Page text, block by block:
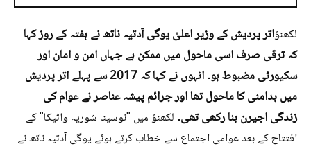
لکھنؤاتر پردیش کے وزیر اعلیٰ یوگی آدتیہ ناتھ نے ہفتہ کے روز کہا
کہ ترقی صرف اسی ماحول میں ممکن ہے جہاں امن و امان اور
سکیورٹی مضبوط ہو۔ انہوں نے کہا کہ 2017 سے پہلے اتر پردیش
میں بدامنی کا ماحول تھا اور جرائم پیشہ عناصر نے عوام کی
زندگی اجیرن بنا رکھی تھی۔ لکھنؤ میں "نوسینا شوریہ واٹیکا" کے
افتتاح کے بعد عوامی اجتماع سے خطاب کرتے ہوئے یوگی آدتیہ ناتھ نے